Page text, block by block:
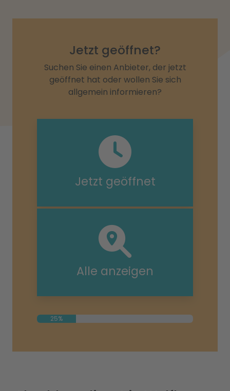
Jetzt geöffnet?
Suchen Sie einen Anbieter, der jetzt
geöffnet hat oder wollen Sie sich
allgemein informieren?
Jetzt geöffnet
Alle anzeigen
25%